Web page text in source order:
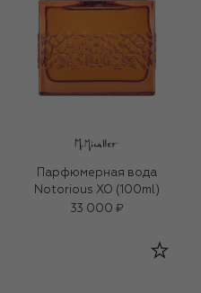
Парфюмерная вода
Notorious XO (100ml)
33 000 ₽